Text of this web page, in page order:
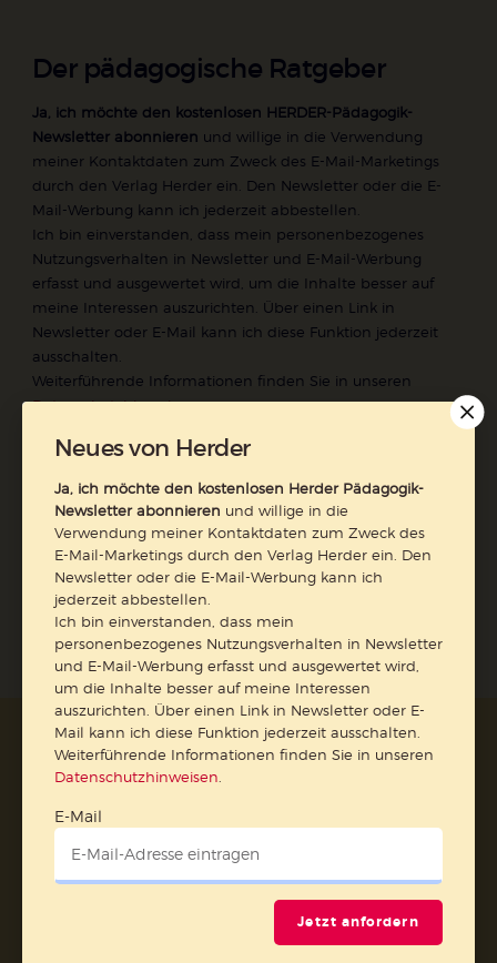
Der pädagogische Ratgeber
Ja, ich möchte den kostenlosen HERDER-Pädagogik-
Newsletter abonnieren und willige in die Verwendung
meiner Kontaktdaten zum Zweck des E-Mail-Marketings
durch den Verlag Herder ein. Den Newsletter oder die E-
Mail-Werbung kann ich jederzeit abbestellen.
Ich bin einverstanden, dass mein personenbezogenes
Nutzungsverhalten in Newsletter und E-Mail-Werbung
erfasst und ausgewertet wird, um die Inhalte besser auf
meine Interessen auszurichten. Über einen Link in
Newsletter oder E-Mail kann ich diese Funktion jederzeit
ausschalten.
Weiterführende Informationen finden Sie in unseren
Datenschutzhinweisen.
E-Mail
Jetzt anmelden
AGB und Widerrufsbelehrung
Datenschutz
Neues von Herder
Ja, ich möchte den kostenlosen Herder Pädagogik-
Newsletter abonnieren und willige in die
Verwendung meiner Kontaktdaten zum Zweck des
E-Mail-Marketings durch den Verlag Herder ein. Den
Newsletter oder die E-Mail-Werbung kann ich
jederzeit abbestellen.
Ich bin einverstanden, dass mein
personenbezogenes Nutzungsverhalten in Newsletter
und E-Mail-Werbung erfasst und ausgewertet wird,
um die Inhalte besser auf meine Interessen
auszurichten. Über einen Link in Newsletter oder E-
Mail kann ich diese Funktion jederzeit ausschalten.
Weiterführende Informationen finden Sie in unseren
Datenschutzhinweisen
E-Mail
Jetzt anfordern